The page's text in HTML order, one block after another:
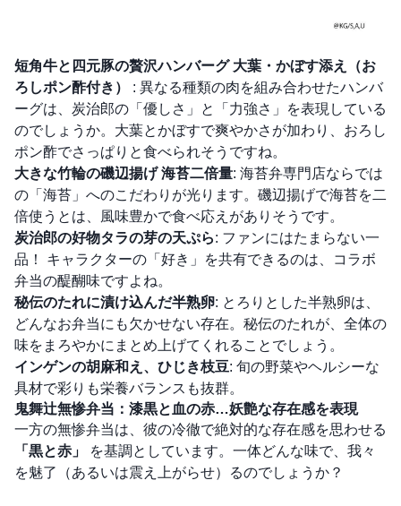
短角牛と四元豚の贅沢ハンバーグ 大葉・かぼす添え（お
ろしポン酢付き）
: 異なる種類の肉を組み合わせたハンバ
ーグは、炭治郎の「優しさ」と「力強さ」を表現している
のでしょうか。大葉とかぼすで爽やかさが加わり、おろし
ポン酢でさっぱりと食べられそうですね。
大きな竹輪の磯辺揚げ 海苔二倍量: 海苔弁専門店ならでは
の「海苔」へのこだわりが光ります。磯辺揚げで海苔を二
倍使うとは、風味豊かで食べ応えがありそうです。
炭治郎の好物タラの芽の天ぷら: ファンにはたまらない一
品！ キャラクターの「好き」を共有できるのは、コラボ
弁当の醍醐味ですよね。
秘伝のたれに漬け込んだ半熟卵: とろりとした半熟卵は、
どんなお弁当にも欠かせない存在。秘伝のたれが、全体の
味をまろやかにまとめ上げてくれることでしょう。
インゲンの胡麻和え、ひじき枝豆: 旬の野菜やヘルシーな
具材で彩りも栄養バランスも抜群。
鬼舞辻󠄀無惨弁当：漆黒と血の赤…妖艶な存在感を表現
一方の無惨弁当は、彼の冷徹で絶対的な存在感を思わせる
「黒と赤」
を基調としています。一体どんな味で、我々
を魅了（あるいは震え上がらせ）るのでしょうか？